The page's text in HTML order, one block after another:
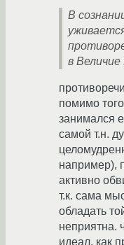
В
в Величие
помимо
занимался
самой т.н.
например),
активно
т.к. сама
обладать
неприятна.
идеал, как